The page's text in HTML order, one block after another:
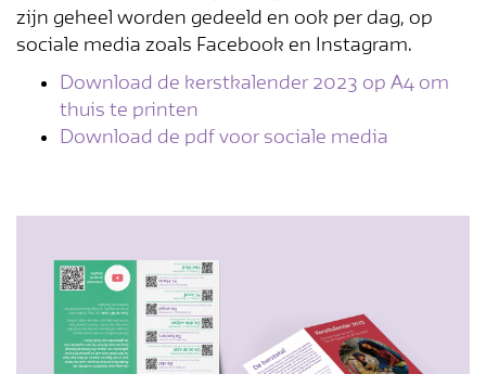
zijn geheel worden gedeeld en ook per dag, op
sociale media zoals Facebook en Instagram.
Download de kerstkalender 2023 op A4 om
thuis te printen
Download de pdf voor sociale media